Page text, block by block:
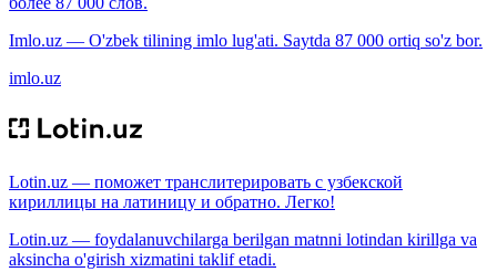
Imlo.uz — O'zbek tilining imlo lug'ati. Saytda 87 000 ortiq so'z bor.
imlo.uz
Lotin.uz — поможет транслитерировать с узбекской
кириллицы на латиницу и обратно. Легко!
Lotin.uz — foydalanuvchilarga berilgan matnni lotindan kirillga va
aksincha o'girish xizmatini taklif etadi.